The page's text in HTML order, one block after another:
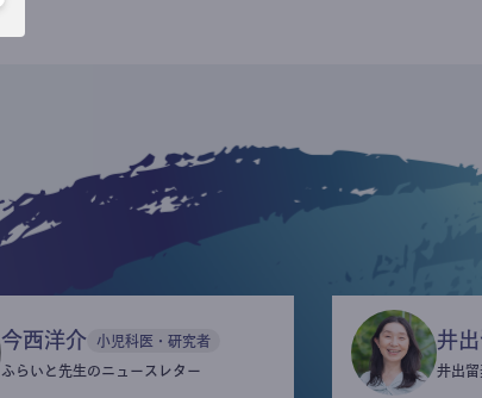
今西洋介 小児科医・研究者
ふらいと先生のニュースレター
井
井出